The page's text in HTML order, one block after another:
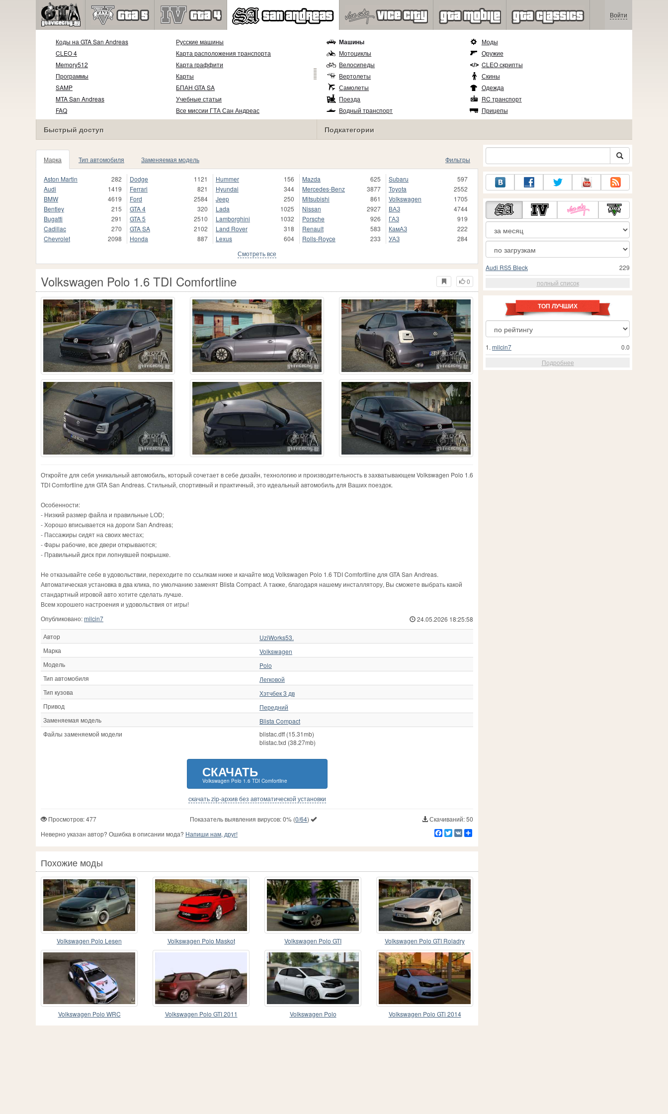
Войти
Коды на GTA San Andreas
CLEO 4
Memory512
Программы
SAMP
MTA San Andreas
FAQ
Русские машины
Карта расположения транспорта
Карта граффити
Карты
БПАН GTA SA
Учебные статьи
Все миссии ГТА Сан Андреас
Быстрый доступ
Машины
Мотоциклы
Велосипеды
Вертолеты
Самолеты
Поезда
Водный транспорт
Моды
Оружие
CLEO скрипты
Скины
Одежда
RC транспорт
Прицепы
Подкатегории
Марка Тип автомобиля Заменяемая модель Фильтры
Aston Martin
282
Audi
1419
BMW
4619
Bentley
215
Bugatti
291
Cadillac
270
Chevrolet
2098
Dodge
1121
Ferrari
821
Ford
2584
GTA 4
320
GTA 5
2510
GTA SA
2102
Honda
887
Hummer
156
Hyundai
344
Jeep
250
Lada
1025
Lamborghini
1032
Land Rover
318
Lexus
604
Mazda
625
Mercedes-Benz
3877
Mitsubishi
861
Nissan
2927
Porsche
926
Renault
583
Rolls-Royce
233
Subaru
597
Toyota
2552
Volkswagen
1705
ВАЗ
4744
ГАЗ
919
КамАЗ
222
УАЗ
284
Смотреть все
0
Volkswagen Polo 1.6 TDI Comfortline
Откройте для себя уникальный автомобиль, который сочетает в себе дизайн, технологию и производительность в захватывающем Volkswagen Polo 1.6
TDI Comfortline для GTA San Andreas. Стильный, спортивный и практичный, это идеальный автомобиль для Ваших поездок.
Особенности:
- Низкий размер файла и правильные LOD;
- Хорошо вписывается на дороги San Andreas;
- Пассажиры сидят на своих местах;
- Фары рабочие, все двери открываются;
- Правильный диск при лопнувшей покрышке.
Не отказывайте себе в удовольствии, переходите по ссылкам ниже и качайте мод Volkswagen Polo 1.6 TDI Comfortline для GTA San Andreas.
Автоматическая установка в два клика, по умолчанию заменят Blista Compact. А также, благодаря нашему инсталлятору, Вы сможете выбрать какой
стандартный игровой авто хотите сделать лучше.
Всем хорошего настроения и удовольствия от игры!
Опубликовано:milcin7 24.05.2026 18:25:58
Автор
UziWorks53.
Марка
Volkswagen
Модель
Polo
Тип автомобиля
Легковой
Тип кузова
Хэтчбек 3 дв
Привод
Передний
Заменяемая модель
Blista Compact
Файлы заменяемой модели
blistac.dff (15.31mb)
blistac.txd (38.27mb)
СКАЧАТЬ
Volkswagen Polo 1.6 TDI Comfortline
скачать zip-архив без автоматической установки
Просмотров: 477 Показатель выявления вирусов:0%(0/64)
Скачиваний: 50
Неверно указан автор? Ошибка в описании мода? Напиши нам, друг! Facebook
Twitter
VK
Похожие моды
Volkswagen Polo Lesen Volkswagen Polo Maskot Volkswagen Polo GTI Volkswagen Polo GTI Roladry
Volkswagen Polo WRC Volkswagen Polo GTI 2011 Volkswagen Polo Volkswagen Polo GTi 2014
229
Audi RS5 Bleck
полный список
ТОП ЛУЧШИХ
0.0
1. milcin7
Подробнее